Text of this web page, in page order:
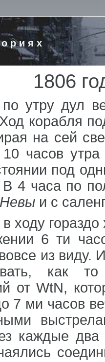
1806
утру дул
корабля
на сей
часов
под
4 часа по
Невы и с
в ходу
6 ти
из виду.
как
от WtN,
7 ми часов
каждые два